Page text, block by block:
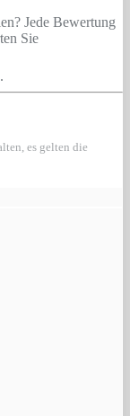
Jede Bewertung
Sie
es gelten die